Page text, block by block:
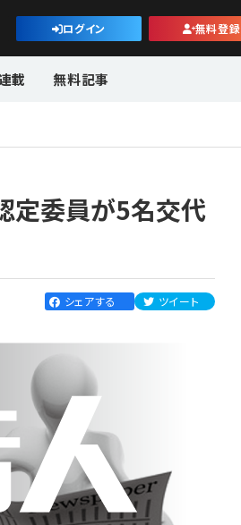
公益・一般法人オンライン
ログイン 無料登録
載 無料記事
定委員が5名交代
シェアする ツイート